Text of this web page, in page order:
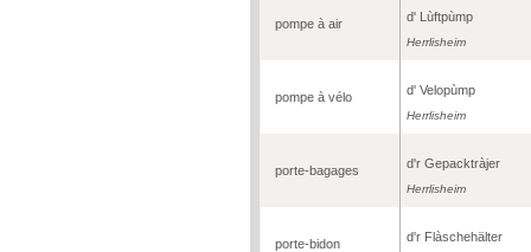
pompe à air d' Lùftpùmp
Herrlisheim
pompe à vélo d' Velopùmp
Herrlisheim
porte-bagages d'r Gepacktràjer
Herrlisheim
porte-bidon d'r Flàschehälter